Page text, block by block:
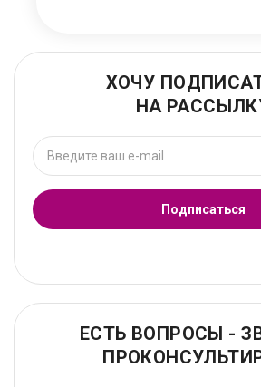
ХОЧУ
НА
Подписаться
ЕСТЬ ВОПРОСЫ -